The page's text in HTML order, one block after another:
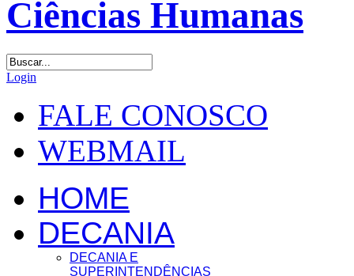
Login
FALE CONOSCO
WEBMAIL
HOME
DECANIA
DECANIA E
SUPERINTENDÊNCIAS